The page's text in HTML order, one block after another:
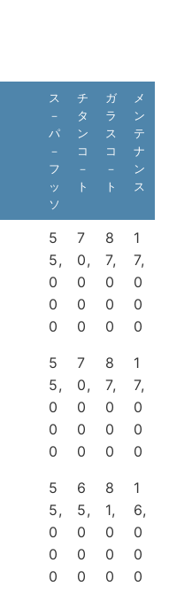
ス
－
パ
－
フ
ッ
ソ
チ
タ
ン
コ
－
ト
ガ
ラ
ス
コ
－
ト
メ
ン
テ
ナ
ン
ス
5
5,
0
0
0
7
0,
0
0
0
8
7,
0
0
0
1
7,
0
0
0
5
5,
0
0
0
7
0,
0
0
0
8
7,
0
0
0
1
7,
0
0
0
5
5,
0
0
0
6
5,
0
0
0
8
1,
0
0
0
1
6,
0
0
0